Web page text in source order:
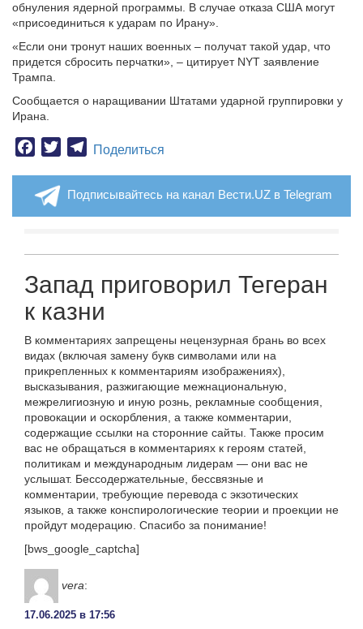
обнуления ядерной программы. В случае отказа США могут
«присоединиться к ударам по Ирану».
«Если они тронут наших военных – получат такой удар, что
придется сбросить перчатки», – цитирует NYT заявление
Трампа.
Сообщается о наращивании Штатами ударной группировки у
Ирана.
Facebook
TwitterTelegram
Поделиться
Подписывайтесь на канал Вести.UZ в Telegram
Запад приговорил Тегеран
к казни
В комментариях запрещены нецензурная брань во всех
видах (включая замену букв символами или на
прикрепленных к комментариям изображениях),
высказывания, разжигающие межнациональную,
межрелигиозную и иную рознь, рекламные сообщения,
провокации и оскорбления, а также комментарии,
содержащие ссылки на сторонние сайты. Также просим
вас не обращаться в комментариях к героям статей,
политикам и международным лидерам — они вас не
услышат. Бессодержательные, бессвязные и
комментарии, требующие перевода с экзотических
языков, а также конспирологические теории и проекции не
пройдут модерацию. Спасибо за понимание!
[bws_google_captcha]
vera:
17.06.2025 в 17:56